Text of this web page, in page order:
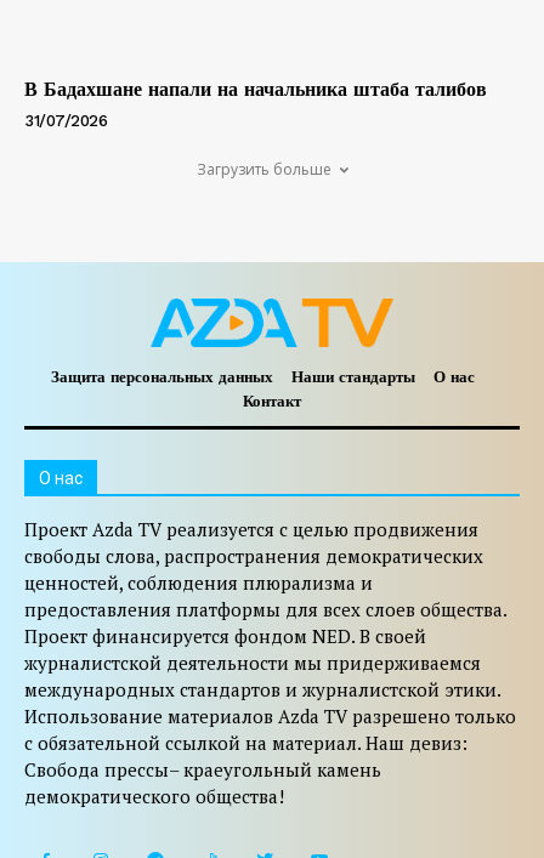
В Бадахшане напали на начальника штаба талибов
31/07/2026
Загрузить больше
Защита персональных данных Наши стандарты
О нас
Контакт
O нас
Проект Azda TV реализуется с целью продвижения
свободы слова, распространения демократических
ценностей, соблюдения плюрализма и
предоставления платформы для всех слоев общества.
Проект финансируется фондом NED. В своей
журналистской деятельности мы придерживаемся
международных стандартов и журналистской этики.
Использование материалов Azda TV разрешено только
с обязательной ссылкой на материал. Наш девиз:
Свобода прессы– краеугольный камень
демократического общества!